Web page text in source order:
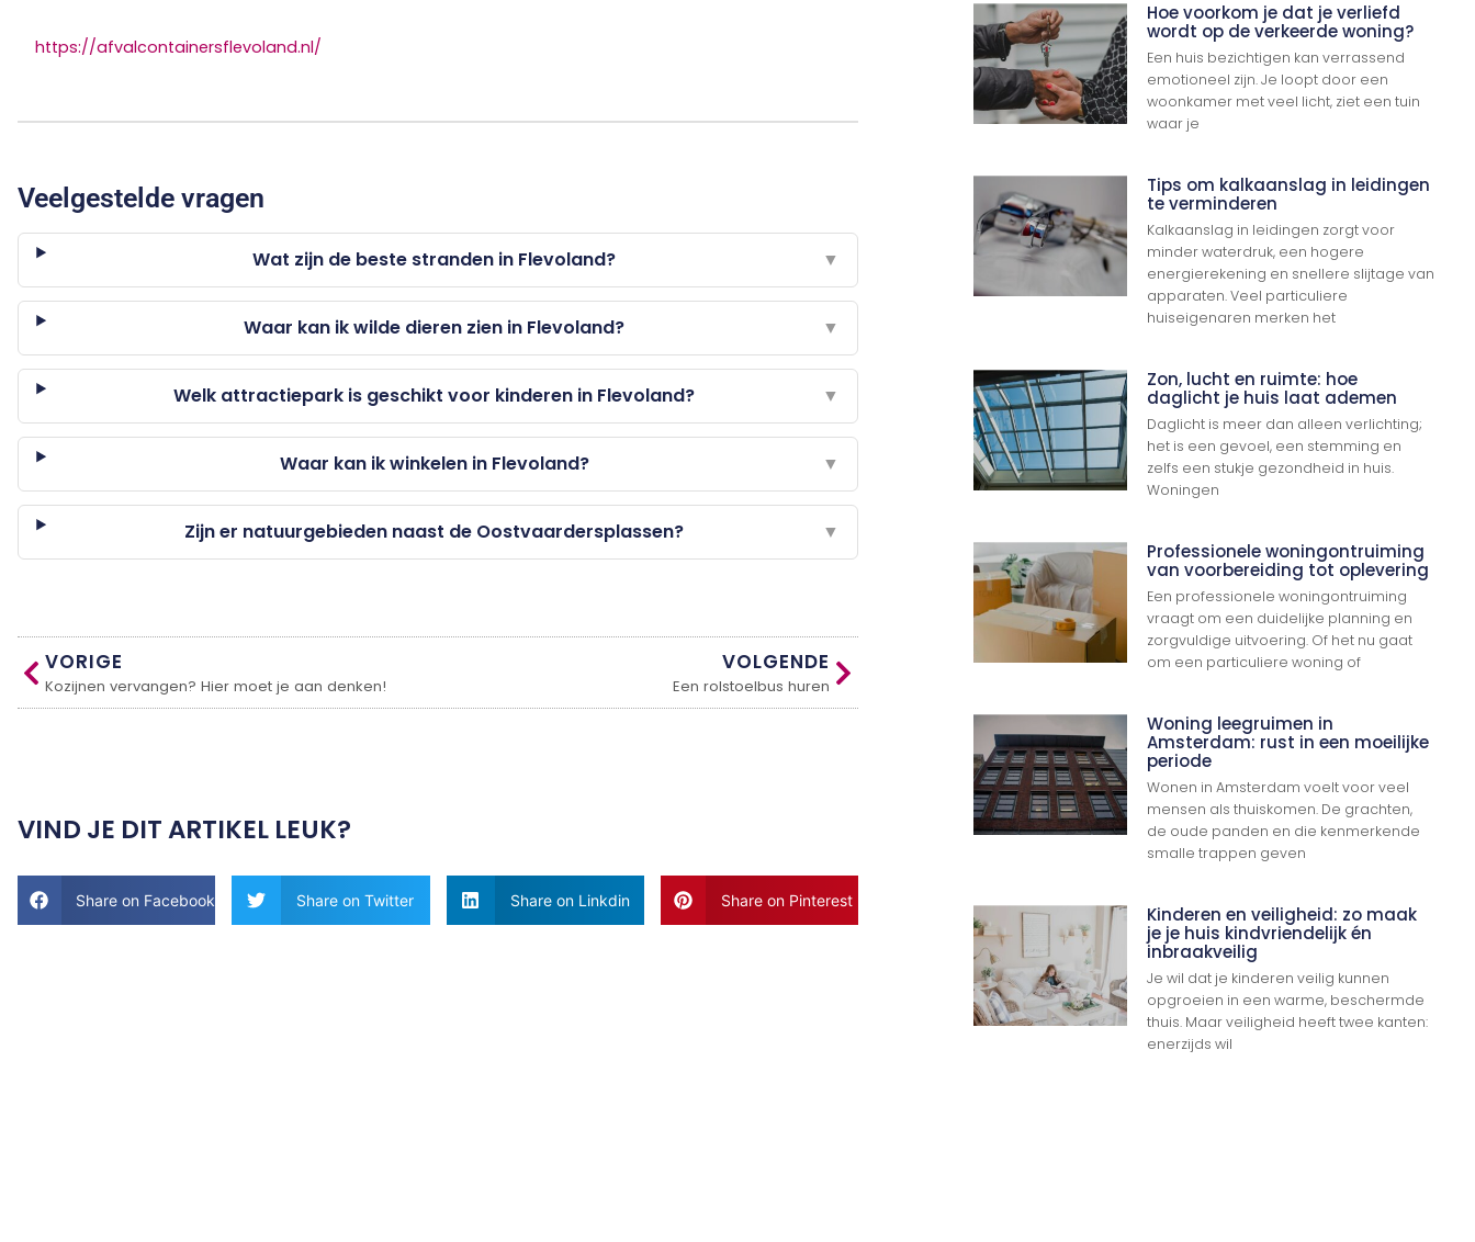
https://afvalcontainersflevoland.nl/
Veelgestelde vragen
Wat zijn de beste stranden in Flevoland? ▼
Waar kan ik wilde dieren zien in Flevoland? ▼
Welk attractiepark is geschikt voor kinderen in Flevoland? ▼
Waar kan ik winkelen in Flevoland? ▼
Zijn er natuurgebieden naast de Oostvaardersplassen? ▼
VORIGE
Kozijnen vervangen? Hier moet je aan denken!
VOLGENDE
Een rolstoelbus huren
VIND JE DIT ARTIKEL LEUK?
Share on Facebook Share on Twitter Share on Linkdin Share on Pinterest
Hoe voorkom je dat je verliefd
wordt op de verkeerde woning?
Een huis bezichtigen kan verrassend
emotioneel zijn. Je loopt door een
woonkamer met veel licht, ziet een tuin
waar je
Tips om kalkaanslag in leidingen
te verminderen
Kalkaanslag in leidingen zorgt voor
minder waterdruk, een hogere
energierekening en snellere slijtage van
apparaten. Veel particuliere
huiseigenaren merken het
Zon, lucht en ruimte: hoe
daglicht je huis laat ademen
Daglicht is meer dan alleen verlichting;
het is een gevoel, een stemming en
zelfs een stukje gezondheid in huis.
Woningen
Professionele woningontruiming
van voorbereiding tot oplevering
Een professionele woningontruiming
vraagt om een duidelijke planning en
zorgvuldige uitvoering. Of het nu gaat
om een particuliere woning of
Woning leegruimen in
Amsterdam: rust in een moeilijke
periode
Wonen in Amsterdam voelt voor veel
mensen als thuiskomen. De grachten,
de oude panden en die kenmerkende
smalle trappen geven
Kinderen en veiligheid: zo maak
je je huis kindvriendelijk én
inbraakveilig
Je wil dat je kinderen veilig kunnen
opgroeien in een warme, beschermde
thuis. Maar veiligheid heeft twee kanten:
enerzijds wil